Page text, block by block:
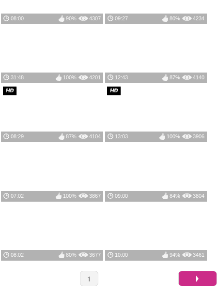
08:00 4307
90% 09:27 4234
80%
31:48 4201
100% 12:43 4140
87%
08:29 4104
87% 13:03 3906
100%
07:02 3867
100% 09:00 3804
84%
08:02 3677
80% 10:00 3461
94%
1